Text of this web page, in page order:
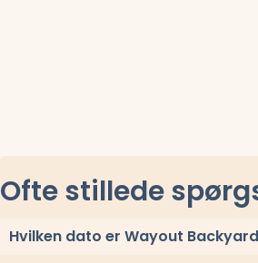
Ofte stillede
Hvilken dato er Wayout